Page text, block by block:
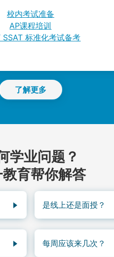
校内考试准备
AP课程培训
SSAT 标准化考试备考
了解更多
学业问题？
育帮你解答
是线上还是面授？
每周应该来几次？